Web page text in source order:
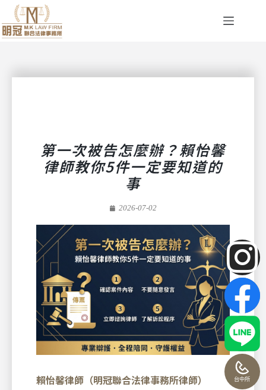
第一次被告怎麼辦？賴怡馨
律師教你5件一定要知道的
事
2026-07-02
賴怡馨律師（明冠聯合法律事務所律師）
台中所